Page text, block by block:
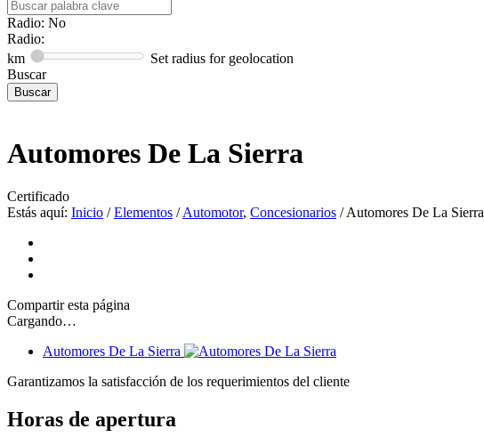
Radio: No
Radio:
km
Set radius for geolocation
Buscar
Automores De La Sierra
Certificado
Estás aquí: Inicio / Elementos / Automotor, Concesionarios / Automores De La Sierra
Compartir esta página
Cargando…
Automores De La Sierra
Garantizamos la satisfacción de los requerimientos del cliente
Horas de apertura